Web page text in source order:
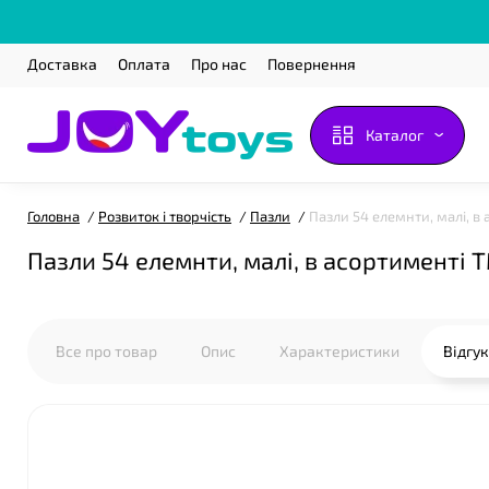
Доставка Оплата Про нас Повернення
Каталог
Головна Розвиток і творчість Пазли Пазли 54 елемнти, малі, в
Пазли 54 елемнти, малі, в асортименті
Все про товар Опис Характеристики